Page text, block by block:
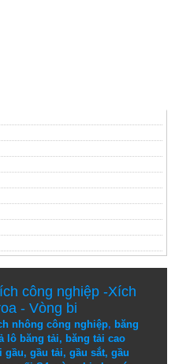
công nghiệp-Xích
- Vòng bi
nhông công nghiệp, băng
lô băng tải, băng tải cao
gầu, gầu tải, gầu sắt, gầu